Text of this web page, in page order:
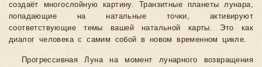
создаёт многослойную картину. Транзитные планеты лунара,
попадающие на натальные точки, активируют
соответствующие темы вашей натальной карты. Это как
диалог человека с самим собой в новом временном цикле.
Прогрессивная Луна на момент лунарного возвращения